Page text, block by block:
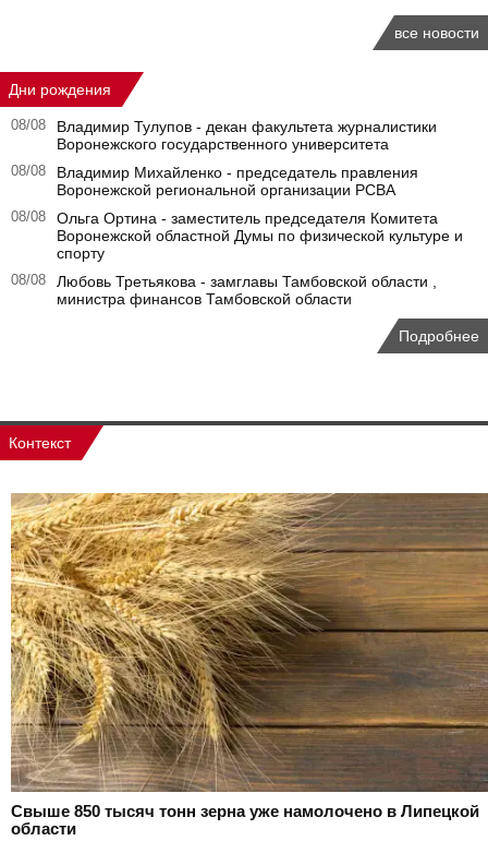
все новости
Дни рождения
08/08
Владимир Тулупов - декан факультета журналистики
Воронежского государственного университета
08/08
Владимир Михайленко - председатель правления
Воронежской региональной организации РСВА
08/08
Ольга Ортина - заместитель председателя Комитета
Воронежской областной Думы по физической культуре и
спорту
08/08
Любовь Третьякова - замглавы Тамбовской области ,
министра финансов Тамбовской области
Подробнее
Контекст
Свыше 850 тысяч тонн зерна уже намолочено в Липецкой
области